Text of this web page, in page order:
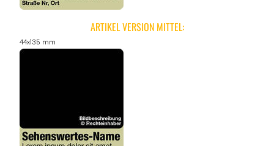
ARTIKEL VERSION MITTEL:
44x135 mm